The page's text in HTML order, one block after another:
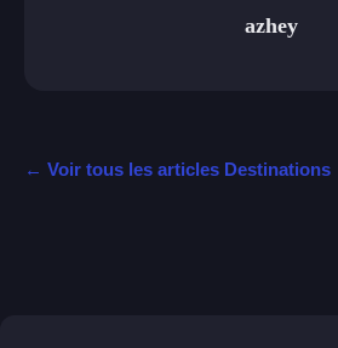
azhey
← Voir tous les articles Destinations